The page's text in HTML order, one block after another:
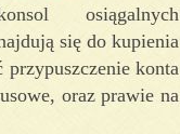
osiągalnych
się do kupienia
przypuszczenie konta
oraz prawie na